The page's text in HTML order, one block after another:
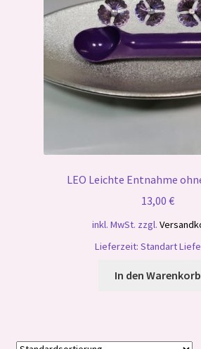
LEO Leichte Entnahme
13,00 €
inkl. MwSt. zzgl.
Lieferzeit: Standart
In den Warenkorb